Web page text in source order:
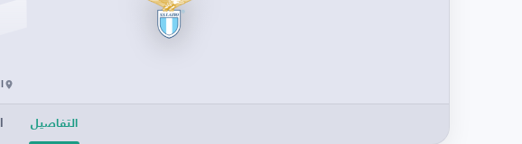
التفاصيل